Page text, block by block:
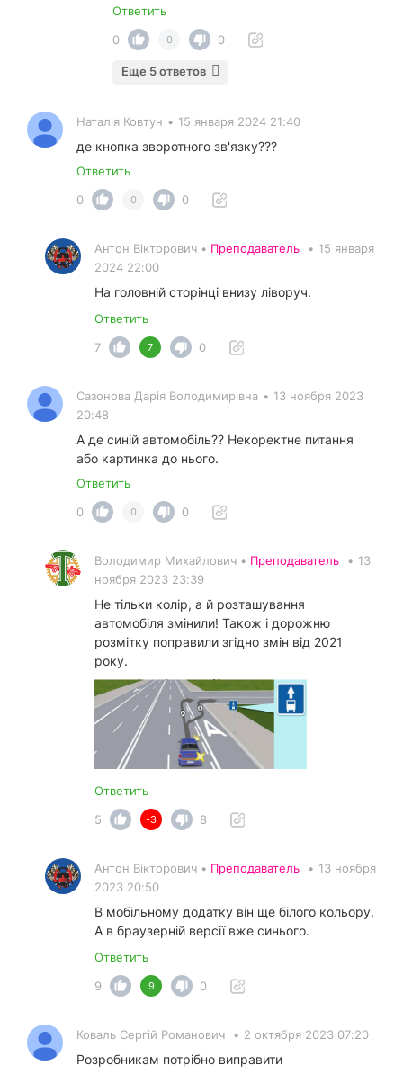
Ответить
0
0 0
Еще 5 ответов
Наталія Ковтун • 15 января 2024 21:40
де кнопка зворотного зв'язку???
Ответить
0
0 0
Антон Вікторович • Преподаватель • 15 января
2024 22:00
На головній сторінці внизу ліворуч.
Ответить
7
7 0
Сазонова Дарія Володимирівна • 13 ноября 2023
20:48
А де синій автомобіль?? Некоректне питання
або картинка до нього.
Ответить
0
0 0
Володимир Михайлович • Преподаватель • 13
ноября 2023 23:39
Не тільки колір, а й розташування
автомобіля змінили! Також і дорожню
розмітку поправили згідно змін від 2021
року.
Ответить
5
-3 8
Антон Вікторович • Преподаватель • 13 ноября
2023 20:50
В мобільному додатку він ще білого кольору.
А в браузерній версії вже синього.
Ответить
9
9 0
Коваль Сергій Романович • 2 октября 2023 07:20
Розробникам потрібно виправити